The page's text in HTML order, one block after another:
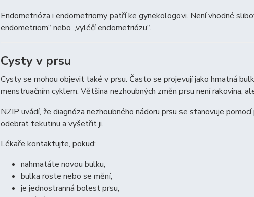
Endometrióza i endometriomy patří ke gynekologovi. Není vhodné
endometriom“ nebo „vyléčí endometriózu“.
Cysty v prsu
Cysty se mohou objevit také v prsu. Často se projevují jako hmatná
menstruačním cyklem. Většina nezhoubných změn prsu není rakovina,
NZIP uvádí, že diagnóza nezhoubného nádoru prsu se stanovuje
odebrat tekutinu a vyšetřit ji.
Lékaře kontaktujte, pokud:
nahmatáte novou bulku,
bulka roste nebo se mění,
je jednostranná bolest prsu,